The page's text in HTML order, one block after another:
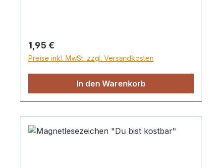
Regulärer Preis:
1,95 €
Preise inkl. MwSt. zzgl. Versandkosten
In den Warenkorb